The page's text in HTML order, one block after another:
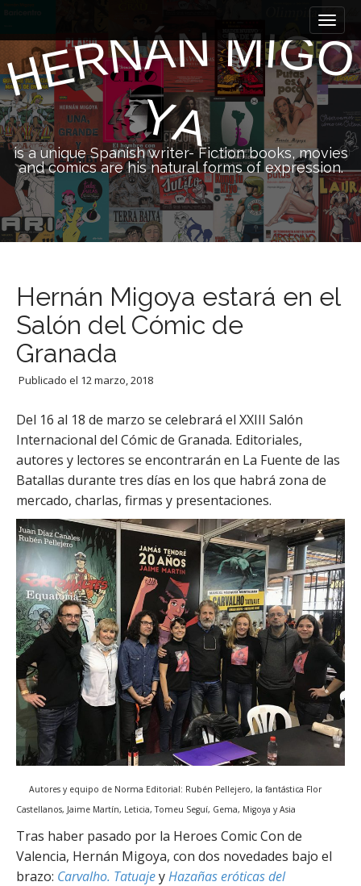
n
m
e
n
u
i
p
t
o
c
o
n
e
t
HERNÁN MIGO
YA
is a unique Spanish writer- Fiction books, movies
and comics are his natural forms of expression.
Hernán Migoya estará en el
Salón del Cómic de
Granada
Publicado el 12 marzo, 2018
Del 16 al 18 de marzo se celebrará el XXIII Salón
Internacional del Cómic de Granada. Editoriales,
autores y lectores se encontrarán en La Fuente de las
Batallas durante tres días en los que habrá zona de
mercado, charlas, firmas y presentaciones.
Autores y equipo de Norma Editorial: Rubén Pellejero, la fantástica Flor
Castellanos, Jaime Martín, Leticia, Tomeu Seguí, Gema, Migoya y Asia
Tras haber pasado por la Heroes Comic Con de
Valencia, Hernán Migoya, con dos novedades bajo el
brazo: Carvalho. TatuajeyHazañas eróticas del